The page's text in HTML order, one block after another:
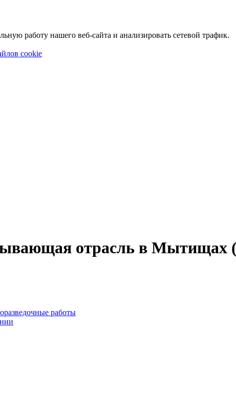
работу нашего веб-сайта и анализировать сетевой трафик.
cookie
отрасль в Мытищах
работы